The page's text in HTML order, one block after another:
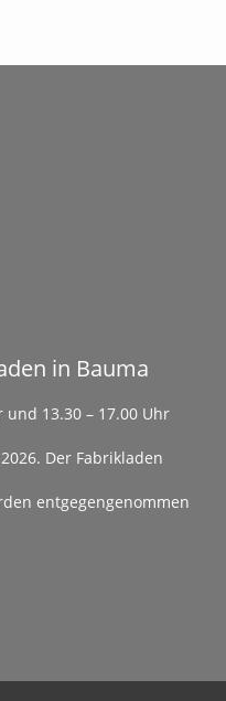
in Bauma
13.30 – 17.00 Uhr
Der Fabrikladen
entgegengenommen